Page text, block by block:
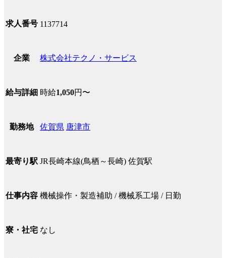
求人番号 1137714
企業 株式会社テクノ・サービス
給与詳細 時給1,050円〜
勤務地 佐賀県 唐津市
最寄り駅 JR長崎本線(鳥栖～長崎) 佐賀駅
仕事内容 機械操作・製造補助 / 機械系工場 / 日勤
寮・社宅 なし